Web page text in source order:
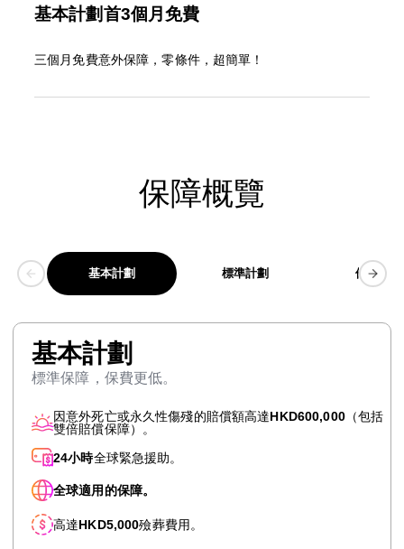
基本計劃首3個月免費
三個月免費意外保障，零條件，超簡單！
保障概覽
基本計劃 標準計劃 優越計劃
基本計劃
標準保障，保費更低。
因意外死亡或永久性傷殘的賠償額高達HKD600,000（包括
雙倍賠償保障）。
24小時全球緊急援助。
全球適用的保障。
高達HKD5,000殮葬費用。